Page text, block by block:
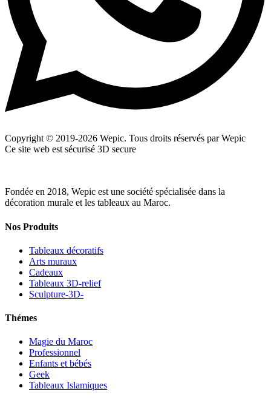
Copyright © 2019-2026 Wepic. Tous droits réservés par Wepic
Ce site web est sécurisé 3D secure
Fondée en 2018, Wepic est une société spécialisée dans la
décoration murale et les tableaux au Maroc.
Nos Produits
Tableaux décoratifs
Arts muraux
Cadeaux
Tableaux 3D-relief
Sculpture-3D-
Thémes
Magie du Maroc
Professionnel
Enfants et bébés
Geek
Tableaux Islamiques